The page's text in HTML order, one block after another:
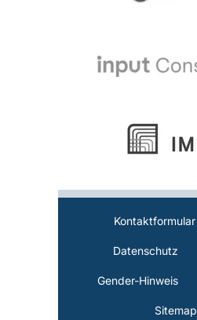
Kontaktformular
Datenschutz
Gender-Hinweis
Sitemap